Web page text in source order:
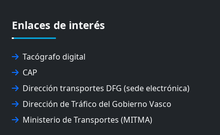
Enlaces de interés
Tacógrafo digital
CAP
Dirección transportes DFG (sede electrónica)
Dirección de Tráfico del Gobierno Vasco
Ministerio de Transportes (MITMA)